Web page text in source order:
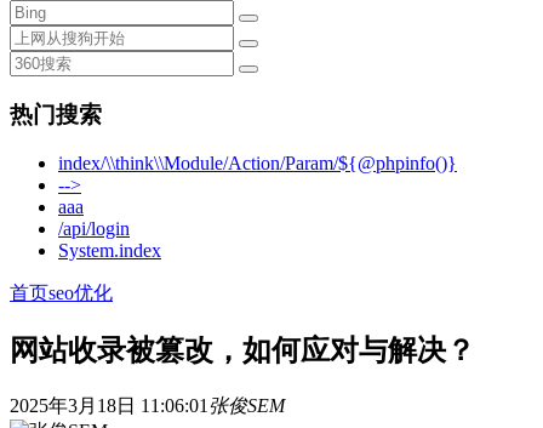
热门搜索
index/\\think\\Module/Action/Param/${@phpinfo()}
-->
aaa
/api/login
System.index
首页seo优化
网站收录被篡改，如何应对与解决？
2025年3月18日 11:06:01 张俊SEM